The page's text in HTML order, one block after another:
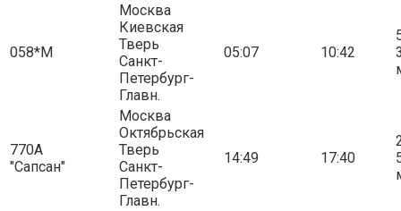
058*М
Москва
Киевская
Тверь
Санкт-
Петербург-
Главн.
05:07 10:42
770А
"Сапсан"
Москва
Октябрьская
Тверь
Санкт-
Петербург-
Главн.
14:49 17:40